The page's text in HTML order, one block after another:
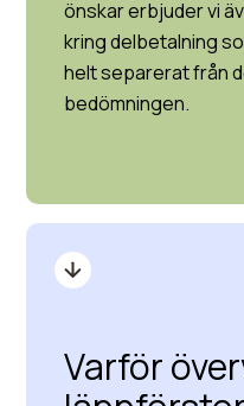
önskar erbjuder vi
kring delbetalning
helt separerat från
bedömningen.
Varför